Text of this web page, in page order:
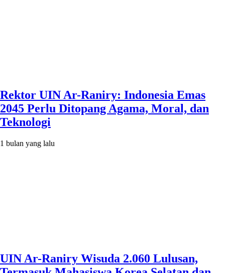
Rektor UIN Ar-Raniry: Indonesia Emas
2045 Perlu Ditopang Agama, Moral, dan
Teknologi
1 bulan yang lalu
UIN Ar-Raniry Wisuda 2.060 Lulusan,